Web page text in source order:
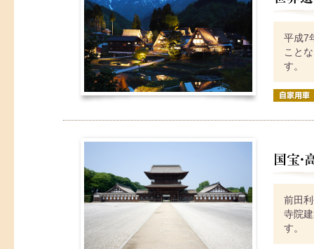
平成7
こと
す。
前田
寺院
す。